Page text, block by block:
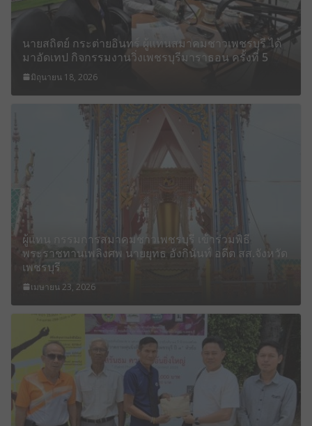
นายสถิตย์ กระต่ายอินทร์ ผู้แทนสมาคมชาวเพชรบุรี ได้
มาอัดเทป กิจกรรมงานวิ่งเพชรบุรีมาราธอน ครั้งที่ 5
มิถุนายน 18, 2026
ผู้แทน กรรมการสมาคมชาวเพชรบุรี เข้าร่วมพิธี
พระราชทานเพลิงศพ นายยุทธ อังกินันท์ อดีต สส.จังหวัด
เพชรบุรี
เมษายน 23, 2026